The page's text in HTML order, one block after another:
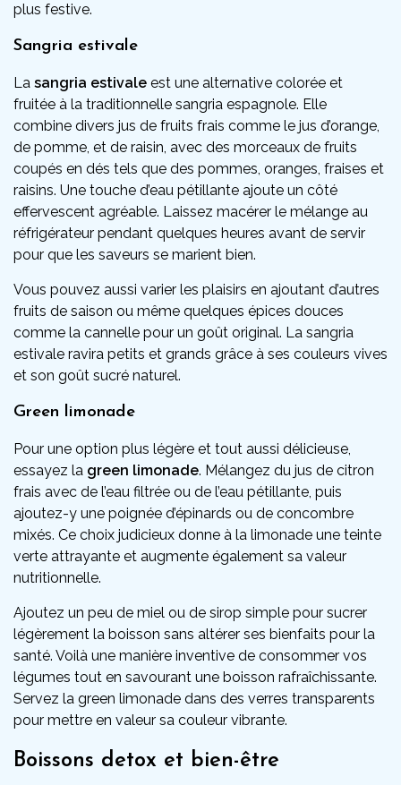
plus festive.
Sangria estivale
La sangria estivale est une alternative colorée et
fruitée à la traditionnelle sangria espagnole. Elle
combine divers jus de fruits frais comme le jus d’orange,
de pomme, et de raisin, avec des morceaux de fruits
coupés en dés tels que des pommes, oranges, fraises et
raisins. Une touche d’eau pétillante ajoute un côté
effervescent agréable. Laissez macérer le mélange au
réfrigérateur pendant quelques heures avant de servir
pour que les saveurs se marient bien.
Vous pouvez aussi varier les plaisirs en ajoutant d’autres
fruits de saison ou même quelques épices douces
comme la cannelle pour un goût original. La sangria
estivale ravira petits et grands grâce à ses couleurs vives
et son goût sucré naturel.
Green limonade
Pour une option plus légère et tout aussi délicieuse,
essayez la green limonade. Mélangez du jus de citron
frais avec de l’eau filtrée ou de l’eau pétillante, puis
ajoutez-y une poignée d’épinards ou de concombre
mixés. Ce choix judicieux donne à la limonade une teinte
verte attrayante et augmente également sa valeur
nutritionnelle.
Ajoutez un peu de miel ou de sirop simple pour sucrer
légèrement la boisson sans altérer ses bienfaits pour la
santé. Voilà une manière inventive de consommer vos
légumes tout en savourant une boisson rafraîchissante.
Servez la green limonade dans des verres transparents
pour mettre en valeur sa couleur vibrante.
Boissons detox et bien-être